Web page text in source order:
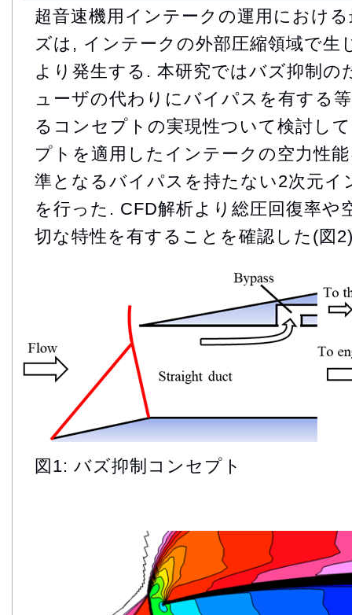
超音速機用インテークの運用におけ
ズは, インテークの外部圧縮領域で生
より発生する. 本研究ではバズ抑制の
ューザの代わりにバイパスを有する
るコンセプトの実現性ついて検討し
プトを適用したインテークの空力性
準となるバイパスを持たない2次元イ
を行った. CFD解析より総圧回復率や
切な特性を有することを確認した(図
図1: バズ抑制コンセプト